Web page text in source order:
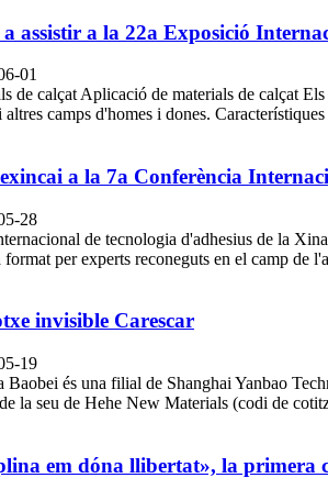
assistir a la 22a Exposició
01
de calçat Aplicació de materials de calçat
camps d'homes i dones.
a la 7a Conferència
28
de tecnologia d'adhesius de la
format per experts reconeguts en el camp de
invisible Carescar
19
Baobei és una filial de Shanghai Yanbao
la seu de Hehe New Materials (codi de
em dóna llibertat», la primera